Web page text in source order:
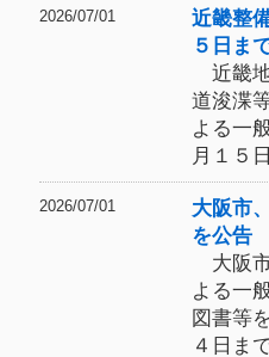
2026/07/01
近畿整
５日ま
近畿
道浚渫
よる一
月１５
2026/07/01
大阪市
を公告
大阪
よる一
図書等
４日ま